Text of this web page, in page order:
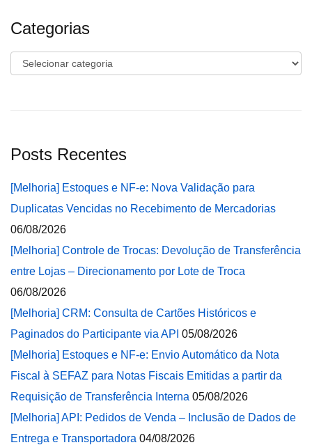
Categorias
Categorias
Posts Recentes
[Melhoria] Estoques e NF-e: Nova Validação para
Duplicatas Vencidas no Recebimento de Mercadorias
06/08/2026
[Melhoria] Controle de Trocas: Devolução de Transferência
entre Lojas – Direcionamento por Lote de Troca
06/08/2026
[Melhoria] CRM: Consulta de Cartões Históricos e
Paginados do Participante via API 05/08/2026
[Melhoria] Estoques e NF-e: Envio Automático da Nota
Fiscal à SEFAZ para Notas Fiscais Emitidas a partir da
Requisição de Transferência Interna 05/08/2026
[Melhoria] API: Pedidos de Venda – Inclusão de Dados de
Entrega e Transportadora 04/08/2026